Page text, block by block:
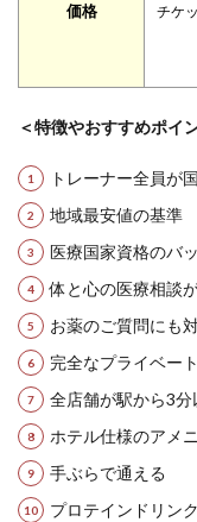
価格
チケ
＜特徴やおすすめポイ
トレーナー全員が
地域最安値の基準
医療国家資格のバ
体と心の医療相談
お薬のご質問にも
完全なプライベー
全店舗が駅から3分
ホテル仕様のアメ
手ぶらで通える
プロテインドリン